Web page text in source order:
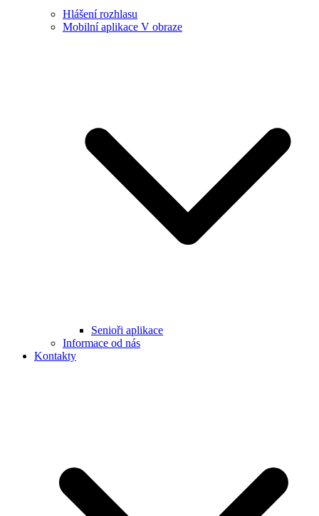
Hlášení rozhlasu
Mobilní aplikace V obraze
Senioři aplikace
Informace od nás
Kontakty